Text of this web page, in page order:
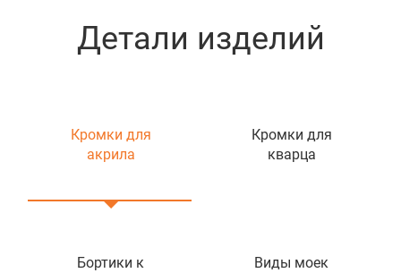
Детали изделий
Кромки для
акрила
Кромки для
кварца
Бортики к
Виды моек